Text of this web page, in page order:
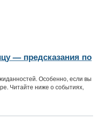
— предсказания по
Особенно, если вы
Читайте ниже о событиях,